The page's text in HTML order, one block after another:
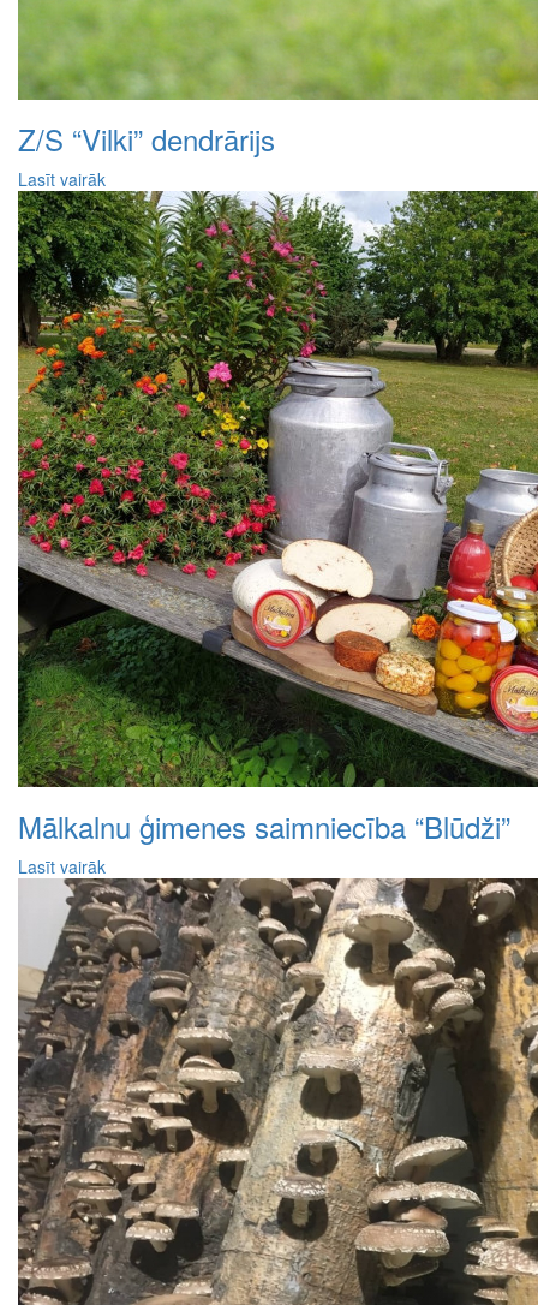
Z/S “Vilki” dendrārijs
Lasīt vairāk
Mālkalnu ģimenes saimniecība “Blūdži”
Lasīt vairāk